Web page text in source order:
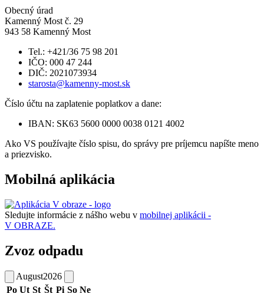
Obecný úrad
Kamenný Most č. 29
943 58 Kamenný Most
Tel.: +421/36 75 98 201
IČO: 000 47 244
DIČ: 2021073934
starosta@kamenny-most.sk
Číslo účtu na zaplatenie poplatkov a dane:
IBAN: SK63 5600 0000 0038 0121 4002
Ako VS používajte číslo spisu, do správy pre príjemcu napíšte meno
a priezvisko.
Mobilná aplikácia
Sledujte informácie z nášho webu v mobilnej aplikácii -
V OBRAZE.
Zvoz odpadu
August2026
Po Ut St Št Pi So Ne